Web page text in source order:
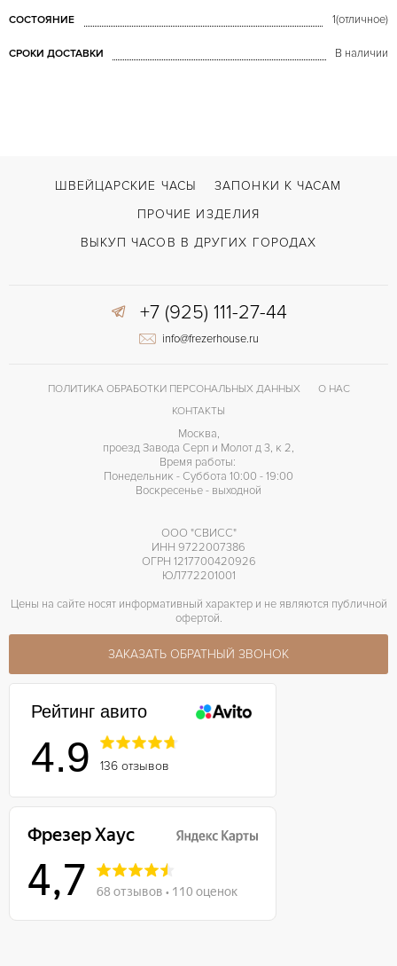
СОСТОЯНИЕ 1(отличное)
СРОКИ ДОСТАВКИ В наличии
ШВЕЙЦАРСКИЕ ЧАСЫ
ЗАПОНКИ К ЧАСАМ
ПРОЧИЕ ИЗДЕЛИЯ
ВЫКУП ЧАСОВ В ДРУГИХ ГОРОДАХ
+7 (925) 111-27-44
info@frezerhouse.ru
ПОЛИТИКА ОБРАБОТКИ ПЕРСОНАЛЬНЫХ ДАННЫХ
О НАС
КОНТАКТЫ
Москва,
проезд Завода Серп и Молот д 3, к 2,
Время работы:
Понедельник - Суббота 10:00 - 19:00
Воскресенье - выходной
ООО "СВИСС"
ИНН 9722007386
ОГРН 1217700420926
ЮЛ772201001
Цены на сайте носят информативный характер и не являются публичной
офертой.
ЗАКАЗАТЬ ОБРАТНЫЙ ЗВОНОК
Рейтинг авито
4.9 136 отзывов